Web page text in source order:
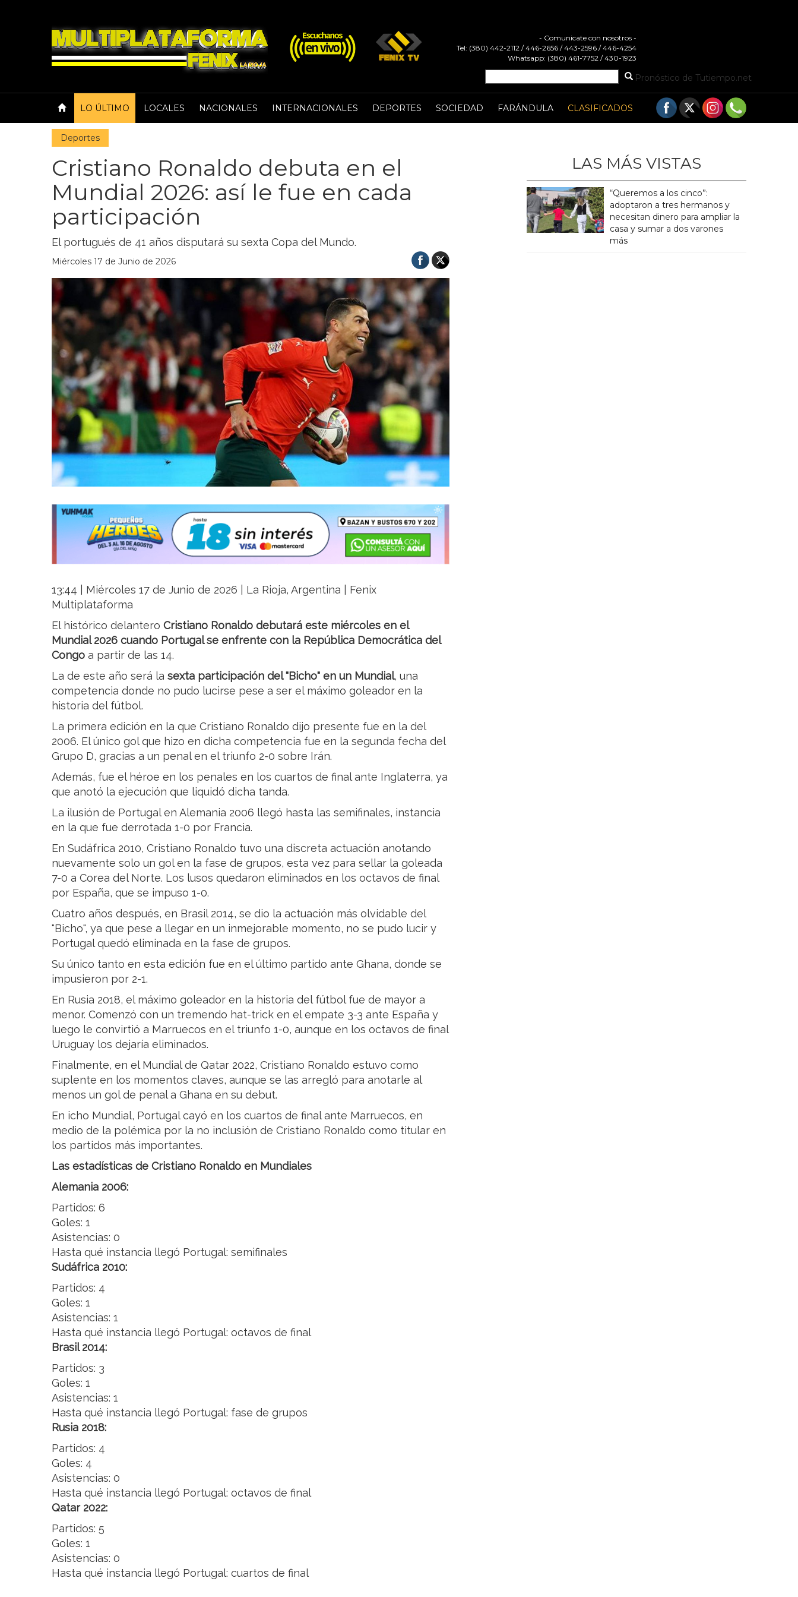
- Comunicate con nosotros -
Tel: (380) 442-2112 / 446-2656 / 443-2596 / 446-4254
Whatsapp: (380) 461-7752 / 430-1923
Pronóstico de Tutiempo.net
LO ÚLTIMO LOCALES NACIONALES INTERNACIONALES DEPORTES SOCIEDAD FARÁNDULA CLASIFICADOS
Deportes
Cristiano Ronaldo debuta en el
Mundial 2026: así le fue en cada
participación
El portugués de 41 años disputará su sexta Copa del Mundo.
Miércoles 17 de Junio de 2026
13:44 | Miércoles 17 de Junio de 2026 | La Rioja, Argentina | Fenix
Multiplataforma
El histórico delantero Cristiano Ronaldo debutará este miércoles en el
Mundial 2026 cuando Portugal se enfrente con la República Democrática del
Congo a partir de las 14.
La de este año será la sexta participación del "Bicho" en un Mundial, una
competencia donde no pudo lucirse pese a ser el máximo goleador en la
historia del fútbol.
La primera edición en la que Cristiano Ronaldo dijo presente fue en la del
2006. El único gol que hizo en dicha competencia fue en la segunda fecha del
Grupo D, gracias a un penal en el triunfo 2-0 sobre Irán.
Además, fue el héroe en los penales en los cuartos de final ante Inglaterra, ya
que anotó la ejecución que liquidó dicha tanda.
La ilusión de Portugal en Alemania 2006 llegó hasta las semifinales, instancia
en la que fue derrotada 1-0 por Francia.
En Sudáfrica 2010, Cristiano Ronaldo tuvo una discreta actuación anotando
nuevamente solo un gol en la fase de grupos, esta vez para sellar la goleada
7-0 a Corea del Norte. Los lusos quedaron eliminados en los octavos de final
por España, que se impuso 1-0.
Cuatro años después, en Brasil 2014, se dio la actuación más olvidable del
"Bicho", ya que pese a llegar en un inmejorable momento, no se pudo lucir y
Portugal quedó eliminada en la fase de grupos.
Su único tanto en esta edición fue en el último partido ante Ghana, donde se
impusieron por 2-1.
En Rusia 2018, el máximo goleador en la historia del fútbol fue de mayor a
menor. Comenzó con un tremendo hat-trick en el empate 3-3 ante España y
luego le convirtió a Marruecos en el triunfo 1-0, aunque en los octavos de final
Uruguay los dejaría eliminados.
Finalmente, en el Mundial de Qatar 2022, Cristiano Ronaldo estuvo como
suplente en los momentos claves, aunque se las arregló para anotarle al
menos un gol de penal a Ghana en su debut.
En icho Mundial, Portugal cayó en los cuartos de final ante Marruecos, en
medio de la polémica por la no inclusión de Cristiano Ronaldo como titular en
los partidos más importantes.
Las estadísticas de Cristiano Ronaldo en Mundiales
Alemania 2006:
Partidos: 6
Goles: 1
Asistencias: 0
Hasta qué instancia llegó Portugal: semifinales
Sudáfrica 2010:
Partidos: 4
Goles: 1
Asistencias: 1
Hasta qué instancia llegó Portugal: octavos de final
Brasil 2014:
Partidos: 3
Goles: 1
Asistencias: 1
Hasta qué instancia llegó Portugal: fase de grupos
Rusia 2018:
Partidos: 4
Goles: 4
Asistencias: 0
Hasta qué instancia llegó Portugal: octavos de final
Qatar 2022:
Partidos: 5
Goles: 1
Asistencias: 0
Hasta qué instancia llegó Portugal: cuartos de final
LAS MÁS VISTAS
“Queremos a los cinco”:
adoptaron a tres hermanos y
necesitan dinero para ampliar la
casa y sumar a dos varones
más